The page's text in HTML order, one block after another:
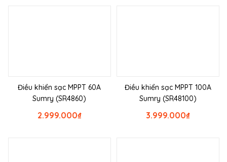
Điều khiển sạc MPPT 60A
Sumry (SR4860)
₫
2.999.000
Điều khiển sạc MPPT 100A
Sumry (SR48100)
₫
3.999.000